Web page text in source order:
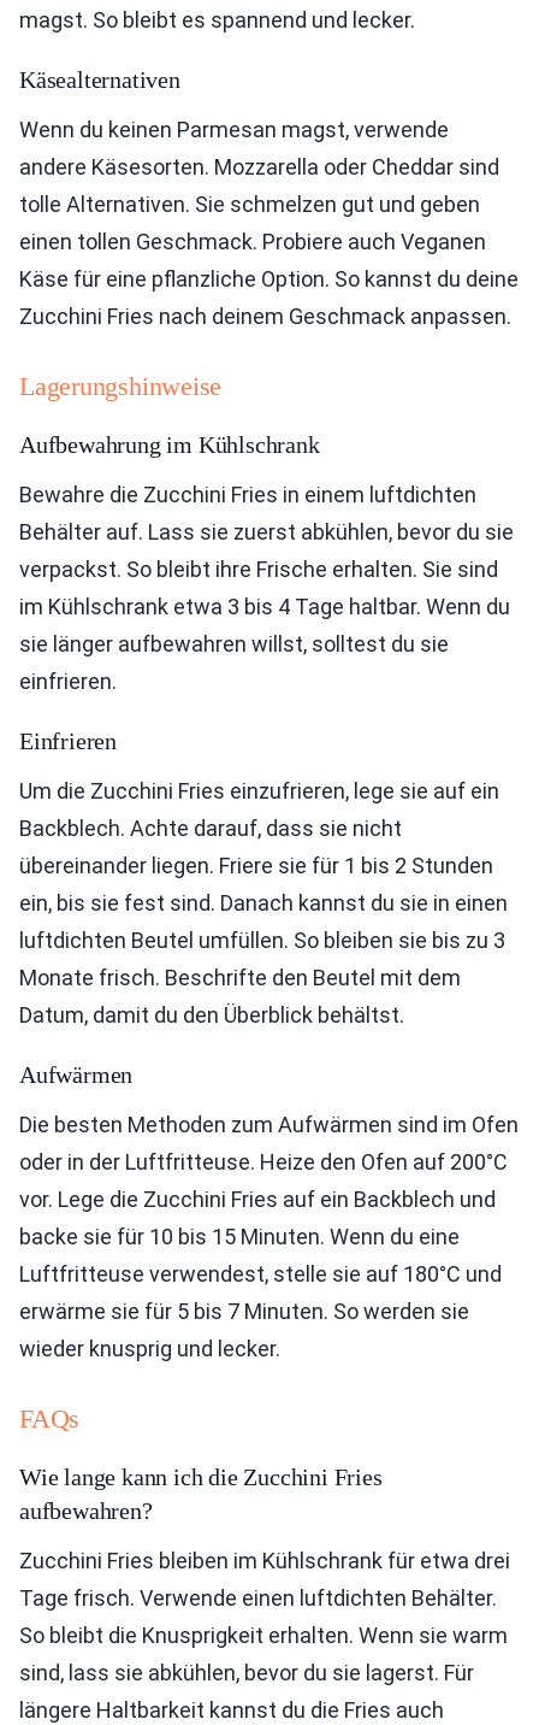
magst. So bleibt es spannend und lecker.
Käsealternativen
Wenn du keinen Parmesan magst, verwende
andere Käsesorten. Mozzarella oder Cheddar sind
tolle Alternativen. Sie schmelzen gut und geben
einen tollen Geschmack. Probiere auch Veganen
Käse für eine pflanzliche Option. So kannst du deine
Zucchini Fries nach deinem Geschmack anpassen.
Lagerungshinweise
Aufbewahrung im Kühlschrank
Bewahre die Zucchini Fries in einem luftdichten
Behälter auf. Lass sie zuerst abkühlen, bevor du sie
verpackst. So bleibt ihre Frische erhalten. Sie sind
im Kühlschrank etwa 3 bis 4 Tage haltbar. Wenn du
sie länger aufbewahren willst, solltest du sie
einfrieren.
Einfrieren
Um die Zucchini Fries einzufrieren, lege sie auf ein
Backblech. Achte darauf, dass sie nicht
übereinander liegen. Friere sie für 1 bis 2 Stunden
ein, bis sie fest sind. Danach kannst du sie in einen
luftdichten Beutel umfüllen. So bleiben sie bis zu 3
Monate frisch. Beschrifte den Beutel mit dem
Datum, damit du den Überblick behältst.
Aufwärmen
Die besten Methoden zum Aufwärmen sind im Ofen
oder in der Luftfritteuse. Heize den Ofen auf 200°C
vor. Lege die Zucchini Fries auf ein Backblech und
backe sie für 10 bis 15 Minuten. Wenn du eine
Luftfritteuse verwendest, stelle sie auf 180°C und
erwärme sie für 5 bis 7 Minuten. So werden sie
wieder knusprig und lecker.
FAQs
Wie lange kann ich die Zucchini Fries
aufbewahren?
Zucchini Fries bleiben im Kühlschrank für etwa drei
Tage frisch. Verwende einen luftdichten Behälter.
So bleibt die Knusprigkeit erhalten. Wenn sie warm
sind, lass sie abkühlen, bevor du sie lagerst. Für
längere Haltbarkeit kannst du die Fries auch